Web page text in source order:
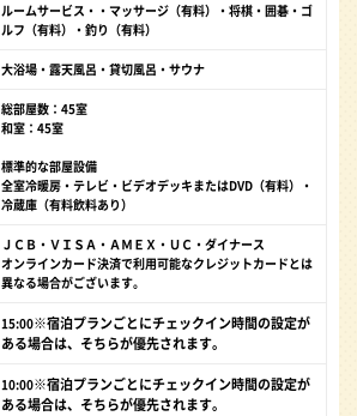
ルームサービス・・マッサージ（有料）・将棋・囲碁・ゴ
ルフ（有料）・釣り（有料）
大浴場・露天風呂・貸切風呂・サウナ
総部屋数：45室
和室：45室
標準的な部屋設備
全室冷暖房・テレビ・ビデオデッキまたはDVD（有料）・
冷蔵庫（有料飲料あり）
ＪＣＢ・ＶＩＳＡ・ＡＭＥＸ・ＵＣ・ダイナース
オンラインカード決済で利用可能なクレジットカードとは
異なる場合がございます。
15:00※宿泊プランごとにチェックイン時間の設定が
ある場合は、そちらが優先されます。
10:00※宿泊プランごとにチェックイン時間の設定が
ある場合は、そちらが優先されます。